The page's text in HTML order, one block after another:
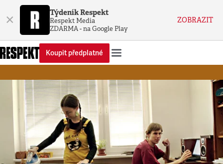
× Týdeník Respekt
Respekt Media
ZDARMA - na Google Play
ZOBRAZIT
Koupit předplatné